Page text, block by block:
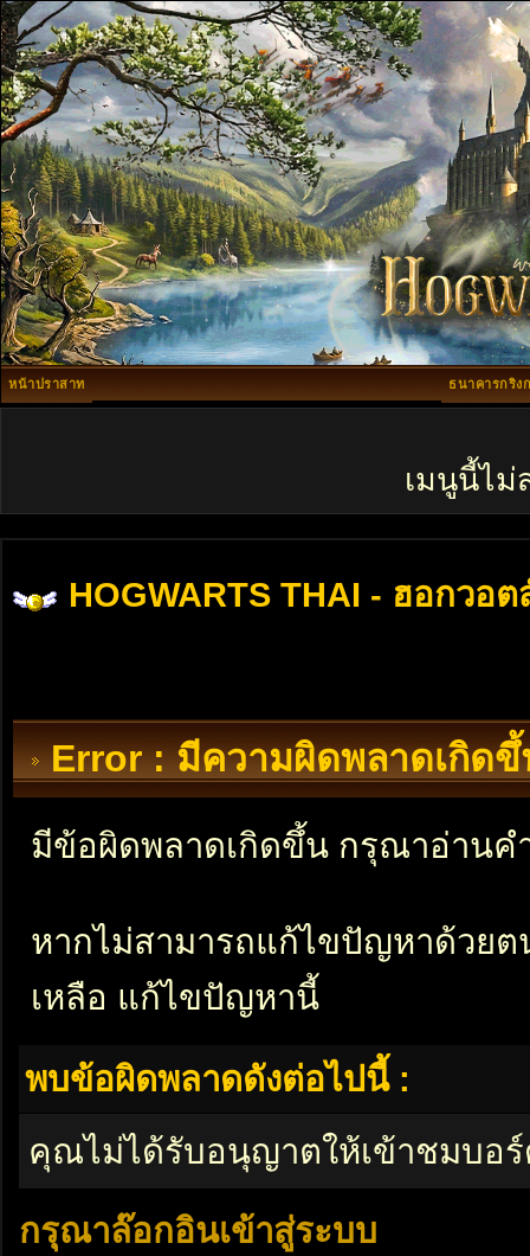
หน้าปราสาท ธนาคารกริง
เมนูนี้ไม่
HOGWARTS THAI - ฮอกวอต
Error : มีความผิดพลาดเกิดขึ้
มีข้อผิดพลาดเกิดขึ้น กรุณาอ่านค
หากไม่สามารถแก้ไขปัญหาด้วย
เหลือ แก้ไขปัญหานี้
พบข้อผิดพลาดดังต่อไปนี้ :
คุณไม่ได้รับอนุญาตให้เข้าชมบอ
กรุณาล๊อกอินเข้าสู่ระบบ